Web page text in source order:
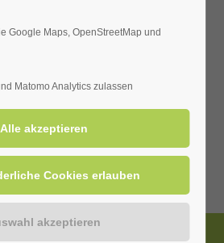
der Bördeautoren zur Jahreszeit -
Google Maps, OpenStreetMap und
Matomo Analytics zulassen